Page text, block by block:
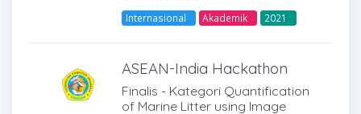
Internasional Akademik 2021
ASEAN-India Hackathon
Finalis - Kategori Quantification
of Marine Litter using Image